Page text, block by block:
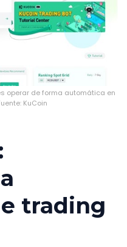
operar de forma automática en
KuCoin
trading